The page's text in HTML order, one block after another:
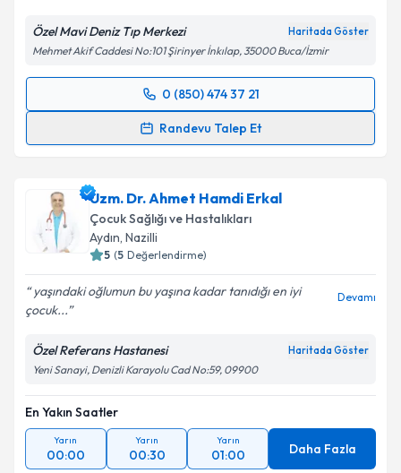
Özel Mavi Deniz Tıp Merkezi Haritada Göster
Mehmet Akif Caddesi No:101 Şirinyer İnkılap, 35000 Buca/İzmir
0 (850) 474 37 21
Randevu Talep Et
Randevu Takvimi Talebi
almanız için bir takvim hazırlandığında e-posta ile
bilgilendireceğiz.
E-posta Adresiniz
Metni'ni okudum ve kişisel verilerimin belirtilen
kapsamda işlenmesini kabul ediyorum.
Takvim Talebini Gönder
Uzm. Dr. Ahmet Hamdi Erkal
Çocuk Sağlığı ve Hastalıkları
Aydın, Nazilli
5 (5 Değerlendirme)
yaşındaki oğlumun bu yaşına kadar tanıdığı en iyi
çocuk...
Devamı
Özel Referans Hastanesi Haritada Göster
Yeni Sanayi, Denizli Karayolu Cad No:59, 09900
En Yakın Saatler
Yarın
00:00
Yarın
00:30
Yarın
01:00 Daha Fazla